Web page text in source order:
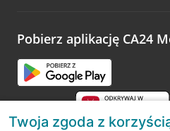
opinie.
Pobierz aplikację CA24
Twoja zgoda z